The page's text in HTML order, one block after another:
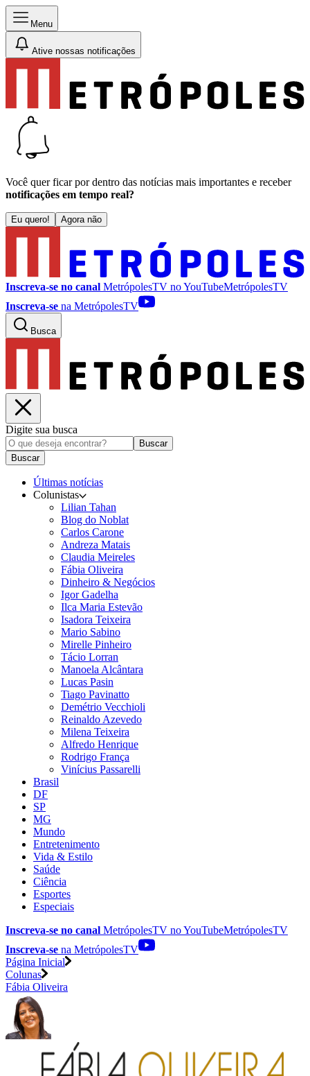
Menu
Ative nossas notificações
Você quer ficar por dentro das notícias mais importantes e receber
notificações em tempo real?
Eu quero! Agora não
Inscreva-se no canal MetrópolesTV noYouTubeMetrópolesTV
Inscreva-se na MetrópolesTV
Busca
Digite sua busca
Buscar
Buscar
Últimas notícias
Colunistas
Lilian Tahan
Blog do Noblat
Carlos Carone
Andreza Matais
Claudia Meireles
Fábia Oliveira
Dinheiro & Negócios
Igor Gadelha
Ilca Maria Estevão
Isadora Teixeira
Mario Sabino
Mirelle Pinheiro
Tácio Lorran
Manoela Alcântara
Lucas Pasin
Tiago Pavinatto
Demétrio Vecchioli
Reinaldo Azevedo
Milena Teixeira
Alfredo Henrique
Rodrigo França
Vinícius Passarelli
Brasil
DF
SP
MG
Mundo
Entretenimento
Vida & Estilo
Saúde
Ciência
Esportes
Especiais
Inscreva-se no canal MetrópolesTV noYouTubeMetrópolesTV
Inscreva-se na MetrópolesTV
Página Inicial
Colunas
Fábia Oliveira